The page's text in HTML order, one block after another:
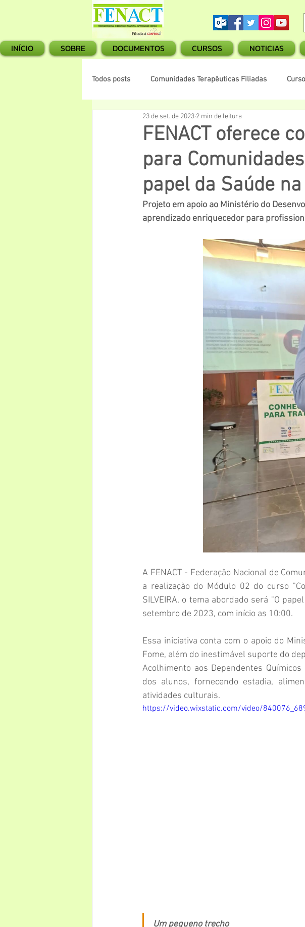
INÍCIO SOBRE DOCUMENTOS CURSOS NOTICIAS
Todos posts Comunidades Terapêuticas Filiadas
FENACT oferece
para
papel da Saúde na
23 de set. de 2023 2 min de leitura
Projeto em apoio ao Ministério do
aprendizado enriquecedor para
A FENACT - Federação Nacional de
a realização do Módulo 02 do curso
SILVEIRA, o tema abordado será "O
setembro de 2023, com início as 10:00.
Essa iniciativa conta com o apoio do
Fome, além do inestimável suporte do
Acolhimento aos Dependentes
dos alunos, fornecendo estadia,
atividades culturais.
https://video.wixstatic.com/video/
Um pequeno trecho